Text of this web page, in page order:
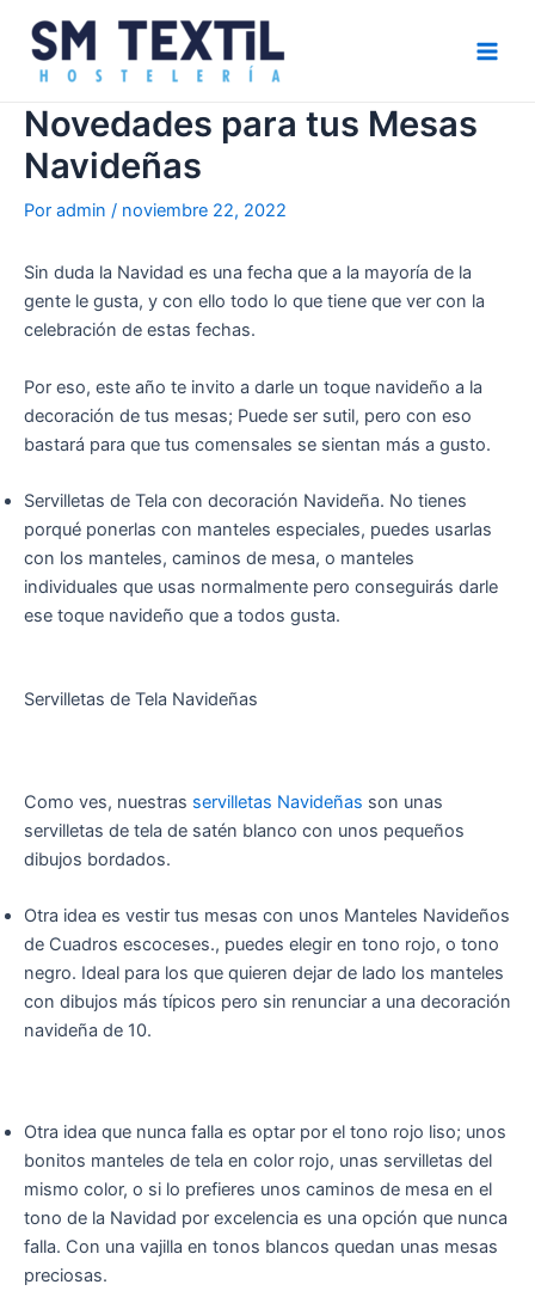
contenido
Novedades para tus Mesas
Navideñas
Por admin / noviembre 22, 2022
Sin duda la Navidad es una fecha que a la mayoría de la
gente le gusta, y con ello todo lo que tiene que ver con la
celebración de estas fechas.
Por eso, este año te invito a darle un toque navideño a la
decoración de tus mesas; Puede ser sutil, pero con eso
bastará para que tus comensales se sientan más a gusto.
Servilletas de Tela con decoración Navideña. No tienes
porqué ponerlas con manteles especiales, puedes usarlas
con los manteles, caminos de mesa, o manteles
individuales que usas normalmente pero conseguirás darle
ese toque navideño que a todos gusta.
Servilletas de Tela Navideñas
Como ves, nuestras servilletas Navideñas son unas
servilletas de tela de satén blanco con unos pequeños
dibujos bordados.
Otra idea es vestir tus mesas con unos Manteles Navideños
de Cuadros escoceses., puedes elegir en tono rojo, o tono
negro. Ideal para los que quieren dejar de lado los manteles
con dibujos más típicos pero sin renunciar a una decoración
navideña de 10.
Otra idea que nunca falla es optar por el tono rojo liso; unos
bonitos manteles de tela en color rojo, unas servilletas del
mismo color, o si lo prefieres unos caminos de mesa en el
tono de la Navidad por excelencia es una opción que nunca
falla. Con una vajilla en tonos blancos quedan unas mesas
preciosas.
de
entradas